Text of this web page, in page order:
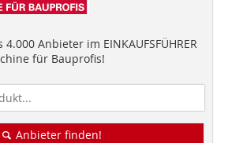
Anbieter im EINKAUFSFÜHRER
für Bauprofis!
Anbieter finden!